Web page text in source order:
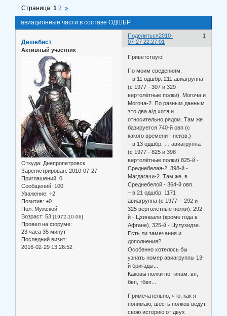
авиационные части в составе ОДШБР
Страница:1 2 »
Поделиться 1
2010-
07-27 22:27:01
Дешебист
Активный участник
Откуда: Днепропетровск
Зарегистрирован: 2010-07-27
Приглашений: 0
Сообщений: 100
Уважение: +2
Позитив: +0
Пол: Мужской
Возраст: 53 [1972-10-06]
Провел на форуме:
23 часа 35 минут
Последний визит:
2016-02-29 13:26:52
Приветствую!
По моим сведениям:
– в 11 одшбр: 211 авиагруппа
(с 1977 - 307 и 329
вертолётные полки). Могоча и
Могоча-2. По разным данным
это два а/д хотя и
относительно рядом. Там же
базируется 740-й овп (с
какого времени - неизв.)
– в 13 одшбр: … авиагруппа
(с 1977 - 825 и 398
вертолётные полки) 825-й -
Среднебелая-2, 398-й -
Магдагачи-2. Там же, в
Среднебелой - 364-й овп.
– в 21 одшбр: 1171
авиагруппа (с 1977 - 292 и
325 вертолётные полки). 292-
й - Цхинвали (кроме года в
Афгане), 325-й - Цулукидзе.
Есть ли замечания и
дополнения?
Особенно хотелось бы
узнать номер авиагруппы 13-
й бригады...
Каковы полки по типам: вп,
бвп, тбвп...
Примечательно, что, как я
понимаю, шесть полков ведут
свою историю от двух